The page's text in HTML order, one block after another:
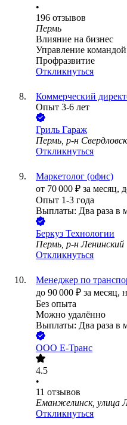
•
196 отзывов
Пермь
Влияние на бизнес
Управление командой
Профразвитие
Откликнуться
Коммерческий
Опыт 3-6 лет
Гриль Гараж
Пермь, р-н
Откликнуться
Маркетолог (офис)
от 70 000 ₽ за месяц,
Опыт 1-3 года
Выплаты: Два раза в
Беркуз Технологии
Пермь, р-н Ленинский
Откликнуться
Менеджер по
до 90 000 ₽ за месяц,
Без опыта
Можно удалённо
Выплаты: Два раза в
ООО Е-Транс
4.5
•
11 отзывов
Еманжелинск, улица
Откликнуться